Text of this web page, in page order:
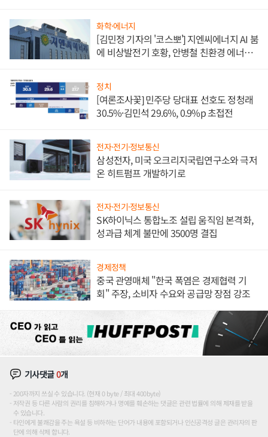
화학·에너지
[김민정 기자의 '코스뽀'] 지엔씨에너지 AI 붐
에 비상발전기 호황, 안병철 친환경 에너지
정치
[여론조사꽃] 민주당 당대표 선호도 정청래
30.5%·김민석 29.6%, 0.9%p 초접전
전자·전기·정보통신
삼성전자, 미국 오크리지국립연구소와 극저
온 히트펌프 개발하기로
전자·전기·정보통신
SK하이닉스 통합노조 설립 움직임 본격화,
성과급 체계 불만에 3500명 결집
경제정책
중국 관영매체 "한국 폭염은 경제협력 기
회" 주장, 소비자 수요와 공급망 장점 강조
기사댓글0개
200자까지 쓰실 수 있습니다. (현재 0 byte / 최대 400byte)
저작권 등 다른 사람의 권리를 침해하거나 명예를 훼손하는 댓글은 관련 법률에 의해 제재를 받을
수 있습니다.
타인에게 불쾌감을 주는 욕설 등 비하하는 단어가 내용에 포함되거나 인신공격성 글은 관리자의 판
단에 의해 삭제 합니다.